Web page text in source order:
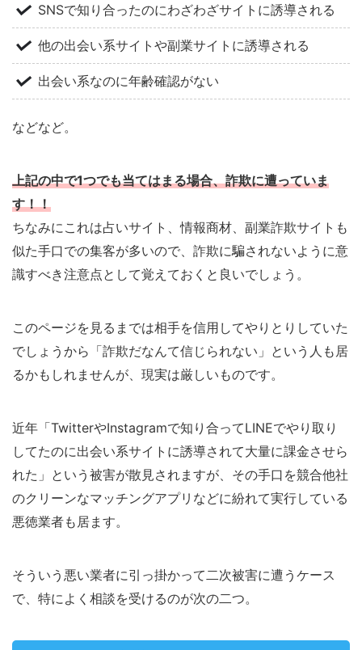
SNSで知り合ったのにわざわざサイトに誘導される
他の出会い系サイトや副業サイトに誘導される
出会い系なのに年齢確認がない
などなど。
上記の中で1つでも当てはまる場合、詐欺に遭っていま
す！！
ちなみにこれは占いサイト、情報商材、副業詐欺サイトも
似た手口での集客が多いので、詐欺に騙されないように意
識すべき注意点として覚えておくと良いでしょう。
このページを見るまでは相手を信用してやりとりしていた
でしょうから「詐欺だなんて信じられない」という人も居
るかもしれませんが、現実は厳しいものです。
近年「TwitterやInstagramで知り合ってLINEでやり取り
してたのに出会い系サイトに誘導されて大量に課金させら
れた」という被害が散見されますが、その手口を競合他社
のクリーンなマッチングアプリなどに紛れて実行している
悪徳業者も居ます。
そういう悪い業者に引っ掛かって二次被害に遭うケース
で、特によく相談を受けるのが次の二つ。